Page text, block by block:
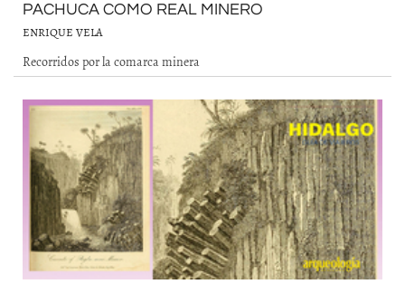
PACHUCA COMO REAL MINERO
ENRIQUE VELA
Recorridos por la comarca minera